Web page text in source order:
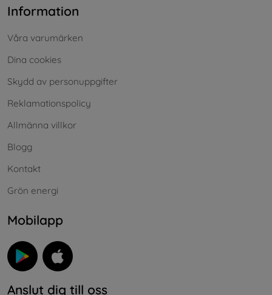
Information
Våra varumärken
Dina cookies
Skydd av personuppgifter
Reklamationspolicy
Allmänna villkor
Blogg
Kontakt
Grön energi
Mobilapp
Anslut dig till oss